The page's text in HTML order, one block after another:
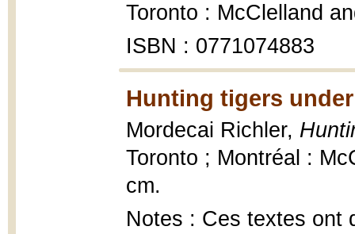
Toronto : McClelland
ISBN : 0771074883
Hunting tigers
Mordecai Richler,
Toronto ; Montréal :
cm.
Notes : Ces textes ont